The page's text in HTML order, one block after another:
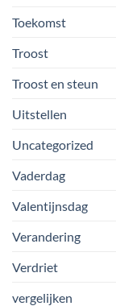
Toekomst
Troost
Troost en steun
Uitstellen
Uncategorized
Vaderdag
Valentijnsdag
Verandering
Verdriet
vergelijken